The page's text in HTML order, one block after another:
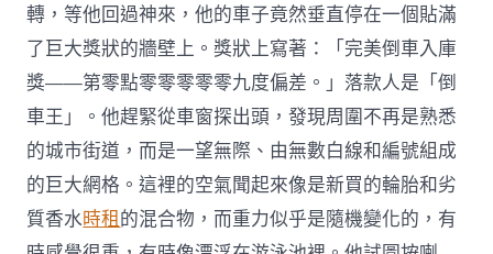
轉，等他回過神來，他的車子竟然垂直停在一個貼滿
了巨大獎狀的牆壁上。獎狀上寫著：「完美倒車入庫
獎——第零點零零零零零九度偏差。」落款人是「倒
車王」。他趕緊從車窗探出頭，發現周圍不再是熟悉
的城市街道，而是一望無際、由無數白線和編號組成
的巨大網格。這裡的空氣聞起來像是新買的輪胎和劣
質香水時租的混合物，而重力似乎是隨機變化的，有